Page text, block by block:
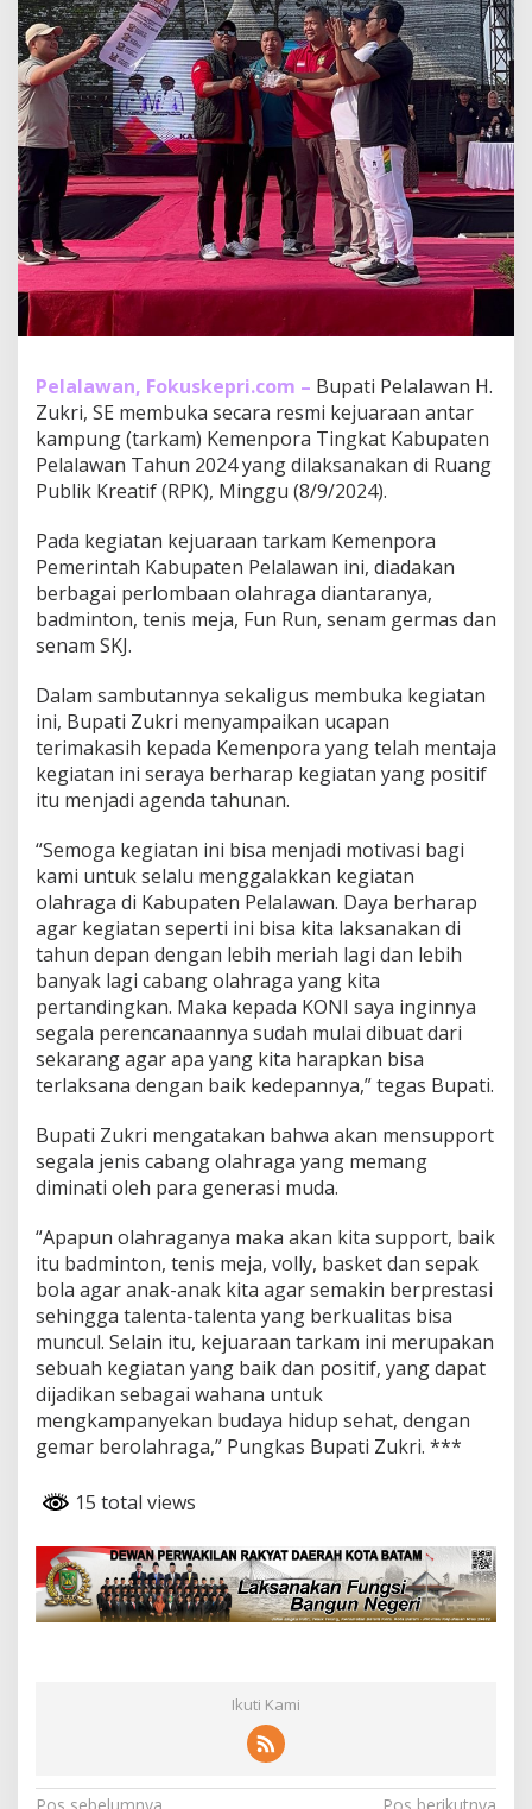
e
m
e
n
p
o
r
T
i
n
g
k
a
K
b
u
p
a
t
e
n
e
l
a
l
a
n
,
Z
u
k
r
:
B
e
r
h
a
r
a
p
M
u
n
u
l
T
a
e
n
t
a
B
e
r
u
a
l
Pelalawan, Fokuskepri.com – Bupati Pelalawan H.
Zukri, SE membuka secara resmi kejuaraan antar
kampung (tarkam) Kemenpora Tingkat Kabupaten
Pelalawan Tahun 2024 yang dilaksanakan di Ruang
Publik Kreatif (RPK), Minggu (8/9/2024).
Pada kegiatan kejuaraan tarkam Kemenpora
Pemerintah Kabupaten Pelalawan ini, diadakan
berbagai perlombaan olahraga diantaranya,
badminton, tenis meja, Fun Run, senam germas dan
senam SKJ.
Dalam sambutannya sekaligus membuka kegiatan
ini, Bupati Zukri menyampaikan ucapan
terimakasih kepada Kemenpora yang telah mentaja
kegiatan ini seraya berharap kegiatan yang positif
itu menjadi agenda tahunan.
“Semoga kegiatan ini bisa menjadi motivasi bagi
kami untuk selalu menggalakkan kegiatan
olahraga di Kabupaten Pelalawan. Daya berharap
agar kegiatan seperti ini bisa kita laksanakan di
tahun depan dengan lebih meriah lagi dan lebih
banyak lagi cabang olahraga yang kita
pertandingkan. Maka kepada KONI saya inginnya
segala perencanaannya sudah mulai dibuat dari
sekarang agar apa yang kita harapkan bisa
terlaksana dengan baik kedepannya,” tegas Bupati.
Bupati Zukri mengatakan bahwa akan mensupport
segala jenis cabang olahraga yang memang
diminati oleh para generasi muda.
“Apapun olahraganya maka akan kita support, baik
itu badminton, tenis meja, volly, basket dan sepak
bola agar anak-anak kita agar semakin berprestasi
sehingga talenta-talenta yang berkualitas bisa
muncul. Selain itu, kejuaraan tarkam ini merupakan
sebuah kegiatan yang baik dan positif, yang dapat
dijadikan sebagai wahana untuk
mengkampanyekan budaya hidup sehat, dengan
gemar berolahraga,” Pungkas Bupati Zukri. ***
15 total views
Ikuti Kami